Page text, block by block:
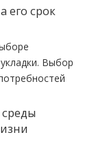
его срок
Выбор